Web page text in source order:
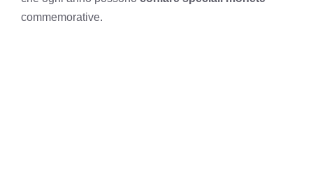
commemorative.